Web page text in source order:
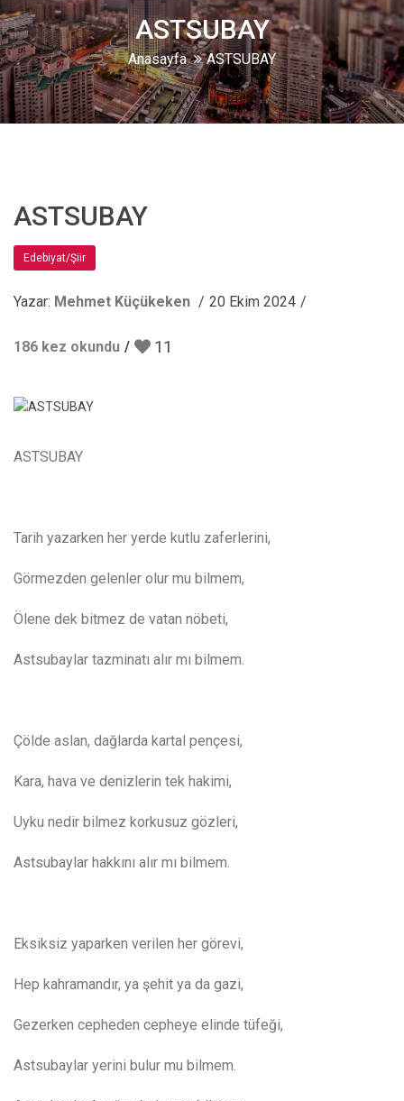
ASTSUBAY
Anasayfa ASTSUBAY
ASTSUBAY
Edebiyat/Şiir
Yazar: Mehmet Küçükeken 20 Ekim 2024
186 kez okundu 11
ASTSUBAY
Tarih yazarken her yerde kutlu zaferlerini,
Görmezden gelenler olur mu bilmem,
Ölene dek bitmez de vatan nöbeti,
Astsubaylar tazminatı alır mı bilmem.
Çölde aslan, dağlarda kartal pençesi,
Kara, hava ve denizlerin tek hakimi,
Uyku nedir bilmez korkusuz gözleri,
Astsubaylar hakkını alır mı bilmem.
Eksiksiz yaparken verilen her görevi,
Hep kahramandır, ya şehit ya da gazi,
Gezerken cepheden cepheye elinde tüfeği,
Astsubaylar yerini bulur mu bilmem.